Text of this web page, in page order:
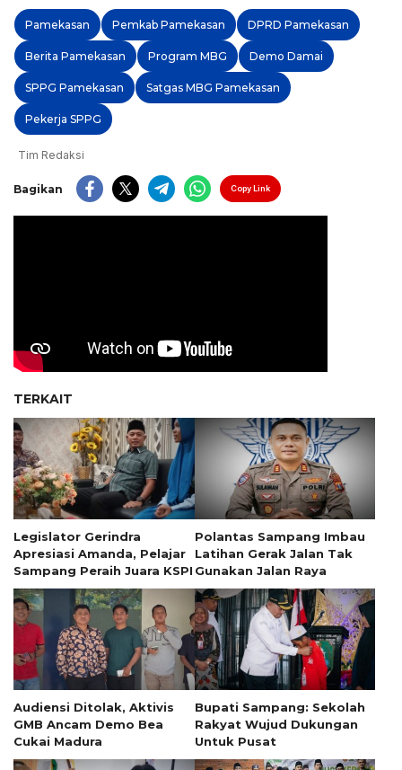
Pamekasan Pemkab Pamekasan DPRD Pamekasan
Berita Pamekasan Program MBG Demo Damai
SPPG Pamekasan Satgas MBG Pamekasan
Pekerja SPPG
Tim Redaksi
Bagikan Copy Link
TERKAIT
Legislator Gerindra
Apresiasi Amanda, Pelajar
Sampang Peraih Juara KSPI
Polantas Sampang Imbau
Latihan Gerak Jalan Tak
Gunakan Jalan Raya
Audiensi Ditolak, Aktivis
GMB Ancam Demo Bea
Cukai Madura
Bupati Sampang: Sekolah
Rakyat Wujud Dukungan
Untuk Pusat